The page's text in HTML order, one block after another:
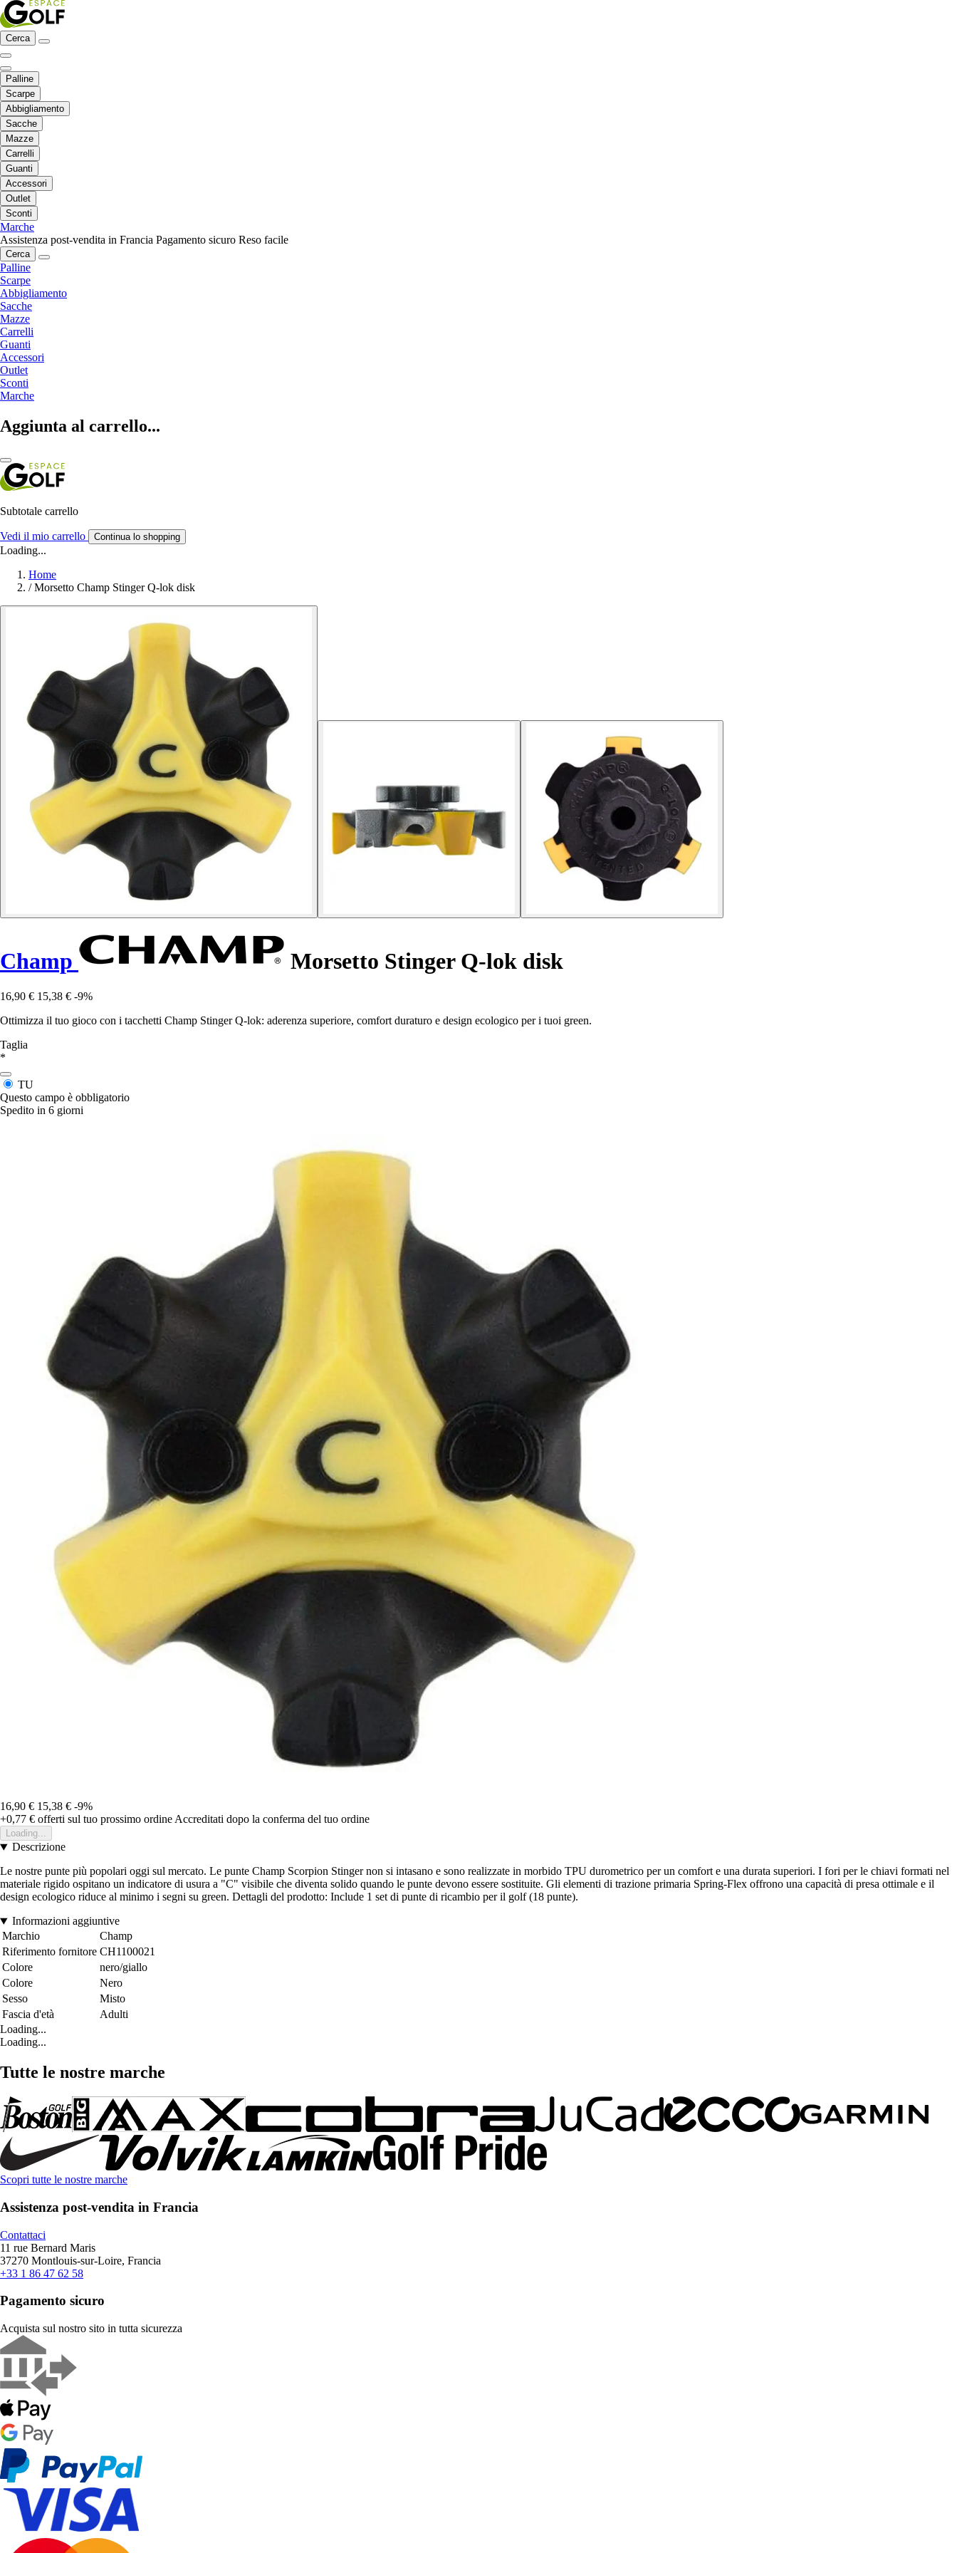
Cerca
Palline
Scarpe
Abbigliamento
Sacche
Mazze
Carrelli
Guanti
Accessori
Outlet
Sconti
Marche
Assistenza post-vendita in Francia Pagamento sicuro Reso facile
Cerca
Palline
Scarpe
Abbigliamento
Sacche
Mazze
Carrelli
Guanti
Accessori
Outlet
Sconti
Marche
Aggiunta al carrello...
Subtotale carrello
Vedi il mio carrello Continua lo shopping
Loading...
Home
/ Morsetto Champ Stinger Q-lok disk
Champ Morsetto Stinger Q-lok disk
16,90 € 15,38 € -9%
Ottimizza il tuo gioco con i tacchetti Champ Stinger Q-lok: aderenza superiore, comfort duraturo e design ecologico per i tuoi green.
Taglia
*
TU
Questo campo è obbligatorio
Spedito in 6 giorni
16,90 € 15,38 € -9%
+0,77 € offerti sul tuo prossimo ordineAccreditati dopo la conferma del tuo ordine
Loading...
Descrizione
Le nostre punte più popolari oggi sul mercato. Le punte Champ Scorpion Stinger non si intasano e sono realizzate in morbido TPU durometrico per un comfort e una durata superiori. I fori per le chiavi formati nel
materiale rigido ospitano un indicatore di usura a "C" visibile che diventa solido quando le punte devono essere sostituite. Gli elementi di trazione primaria Spring-Flex offrono una capacità di presa ottimale e il
design ecologico riduce al minimo i segni su green. Dettagli del prodotto: Include 1 set di punte di ricambio per il golf (18 punte).
Informazioni aggiuntive
Marchio
Champ
Riferimento fornitore CH1100021
Colore
nero/giallo
Colore
Nero
Sesso
Misto
Fascia d'età
Adulti
Loading...
Loading...
Tutte le nostre marche
Scopri tutte le nostre marche
Assistenza post-vendita in Francia
Contattaci
11 rue Bernard Maris
37270 Montlouis-sur-Loire, Francia
+33 1 86 47 62 58
Pagamento sicuro
Acquista sul nostro sito in tutta sicurezza